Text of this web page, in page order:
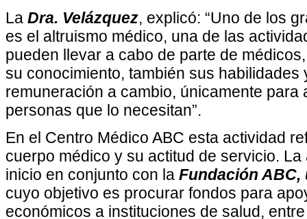
La Dra. Velázquez, explicó: “Uno de los
es el altruismo médico, una de las
pueden llevar a cabo de parte de
su conocimiento, también sus habilidades
remuneración a cambio, únicamente para
personas que lo necesitan”.
En el Centro Médico ABC esta actividad
cuerpo médico y su actitud de servicio.
inicio en conjunto con la Fundación ABC,
cuyo objetivo es procurar fondos para
económicos a instituciones de salud,